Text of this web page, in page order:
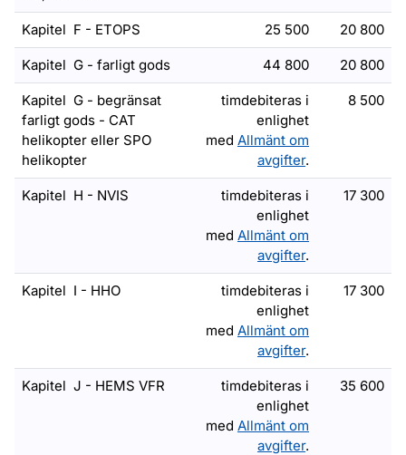
Kapitel F - ETOPS 25 500 20 800
Kapitel G - farligt gods 44 800 20 800
Kapitel G - begränsat
farligt gods - CAT
helikopter eller SPO
helikopter
timdebiteras i
enlighet
med Allmänt om
avgifter.
8 500
Kapitel H - NVIS
timdebiteras i
enlighet
med Allmänt om
avgifter.
17 300
Kapitel I - HHO
timdebiteras i
enlighet
med Allmänt om
avgifter.
17 300
Kapitel J - HEMS VFR
timdebiteras i
enlighet
med Allmänt om
avgifter.
35 600